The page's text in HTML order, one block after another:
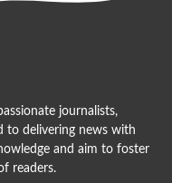
journalists,
to delivering news with
and aim to foster
readers.